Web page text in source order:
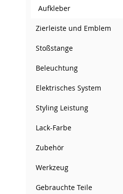
HINZUFÜGEN
VERGLEICHSLISTE
HINZUFÜGEN
In den Warenkorb
ZUR
WUNSCHLISTE
HINZUFÜGEN
ZUR
VERGLEICHSLISTE
In den Warenkorb
ZUR
WUNSCHLISTE
ZUR
In den Warenkorb
ZUR
WUNSCHLISTE
ZUR
Aufkleber
Zierleiste und Emblem
Stoßstange
Beleuchtung
Elektrisches System
Styling Leistung
Lack-Farbe
Zubehör
Werkzeug
Gebrauchte Teile